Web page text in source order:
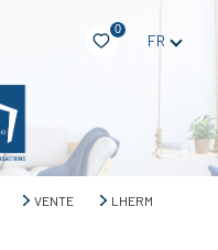
0
FR
VENTE
LHERM